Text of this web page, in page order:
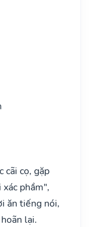
cãi cọ, gặp
phầm",
ăn tiếng nói,
lại.